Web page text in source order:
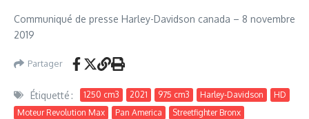
Communiqué de presse Harley-Davidson canada – 8 novembre
2019
Partager
Étiquetté : 1250 cm3 2021 975 cm3 Harley-Davidson
HD
Moteur Revolution Max
Pan America Streetfighter Bronx